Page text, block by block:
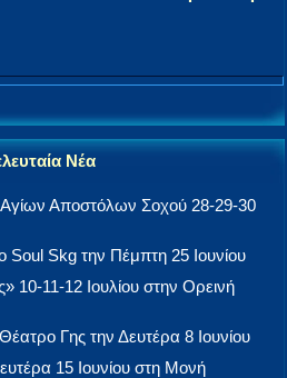
Νέα
Αγίων Αποστόλων Σοχού 28-29-30
Skg την Πέμπτη 25 Ιουνίου
10-11-12 Ιουλίου στην Ορεινή
Γης την Δευτέρα 8 Ιουνίου
15 Ιουνίου στη Μονή